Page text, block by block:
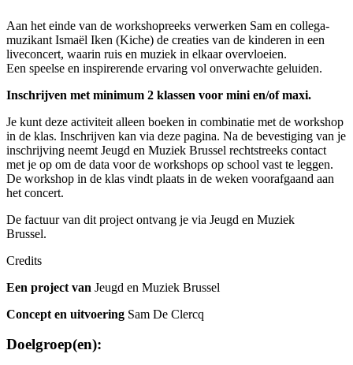
Aan het einde van de workshopreeks verwerken Sam en collega-
muzikant Ismaël Iken (Kiche) de creaties van de kinderen in een
liveconcert, waarin ruis en muziek in elkaar overvloeien.
Een speelse en inspirerende ervaring vol onverwachte geluiden.
Inschrijven met minimum 2 klassen voor mini en/of maxi.
Je kunt deze activiteit alleen boeken in combinatie met de workshop
in de klas. Inschrijven kan via deze pagina. Na de bevestiging van je
inschrijving neemt Jeugd en Muziek Brussel rechtstreeks contact
met je op om de data voor de workshops op school vast te leggen.
De workshop in de klas vindt plaats in de weken voorafgaand aan
het concert.
De factuur van dit project ontvang je via Jeugd en Muziek
Brussel.
Credits
Een project van Jeugd en Muziek Brussel
Concept en uitvoering Sam De Clercq
Doelgroep(en):